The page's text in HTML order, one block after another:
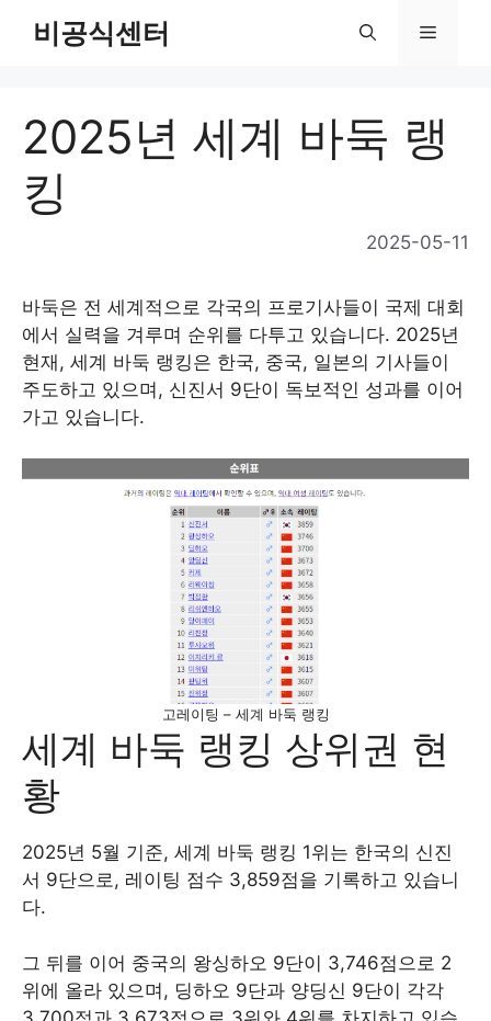
비공식센터 Menu
2025년 세계 바둑 랭
킹
2025-05-11
바둑은 전 세계적으로 각국의 프로기사들이 국제 대회
에서 실력을 겨루며 순위를 다투고 있습니다. 2025년
현재, 세계 바둑 랭킹은 한국, 중국, 일본의 기사들이
주도하고 있으며, 신진서 9단이 독보적인 성과를 이어
가고 있습니다.
고레이팅 – 세계 바둑 랭킹
세계 바둑 랭킹 상위권 현
황
2025년 5월 기준, 세계 바둑 랭킹 1위는 한국의 신진
서 9단으로, 레이팅 점수 3,859점을 기록하고 있습니
다.
그 뒤를 이어 중국의 왕싱하오 9단이 3,746점으로 2
위에 올라 있으며, 딩하오 9단과 양딩신 9단이 각각